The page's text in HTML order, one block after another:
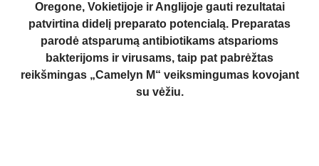
Oregone, Vokietijoje ir Anglijoje gauti rezultatai
patvirtina didelį preparato potencialą. Preparatas
parodė atsparumą antibiotikams atsparioms
bakterijoms ir virusams, taip pat pabrėžtas
reikšmingas „Camelyn M“ veiksmingumas kovojant
su vėžiu.